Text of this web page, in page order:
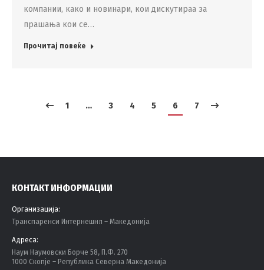
компании, како и новинари, кои дискутираа за
прашања кои се…
Прочитај повеќе
1 … 3 4 5 6 7
КОНТАКТ ИНФОРМАЦИИ
Организација:
Tранспаренси Интернешнл – Македонија
Адреса:
Наум Наумовски Борче 58, П.Ф. 270
1000 Скопје – Република Северна Македонија